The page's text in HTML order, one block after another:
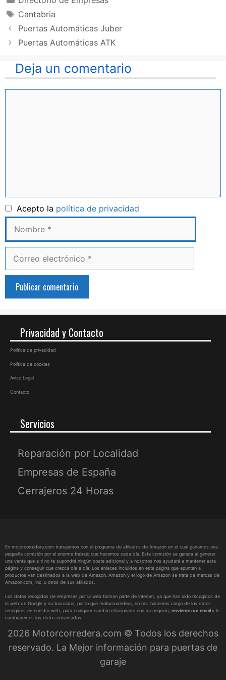
Etiquetas
Cantabria
Puertas Automáticas Juber
Puertas Automáticas ATK
Deja un comentario
Acepto la política de privacidad
Privacidad y Contacto
Política de privacidad
Política de cookies
Aviso Legal
Contacto
Servicios
Reparación por Localidad
Empresas de España
Cerrajeros 24 Horas
En motorcorredera.com trabajamos con el programa de afiliados de Amazon en el cual ganamos una
pequeña comisión por el enorme trabajo que hacemos cada día. Esta comisión se genera al generar
una venta que a ti no te supondrá ningún coste adicional y a nosotros nos ayudará a mantener esta
página y conseguir que crezca día a día. Los enlaces incluidos en esta página que apuntan a
productos van destinados a la web de Amazon. Amazon y el logo de Amazon se trata de marcas de
Amazon.com, Inc. u otros de sus afiliados.
Los datos recogidos de empresas por la web forman parte de internet, ya que han sido recogidos de
la web de Google y su buscador, por lo que motorcorredera, no nos hacemos cargo de los datos
recogidos en nuestra web, para cualquier cambio relacionado con su negocio, envíenos un emaily le
cambiaremos los datos encantados.
2026 Motorcorredera.com © Todos los derechos
reservado. La Mejor información para puertas de
garaje